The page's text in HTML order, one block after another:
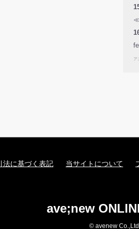
≪
ア
法に基づく表記 当サイトについて
ave;new
© avenew